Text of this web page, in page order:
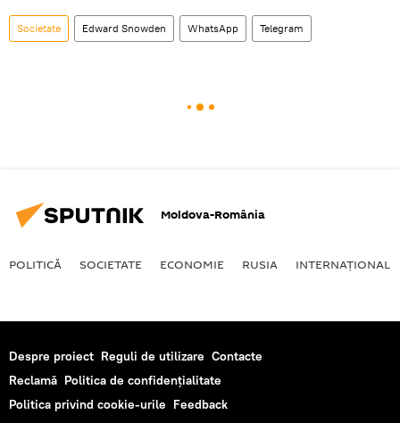
Societate Edward Snowden WhatsApp Telegram
Moldova-România
POLITICĂ SOCIETATE ECONOMIE RUSIA INTERNAŢIONAL
Despre proiect Reguli de utilizare Contacte
Reclamă Politica de confidențialitate
Politica privind cookie-urile Feedback